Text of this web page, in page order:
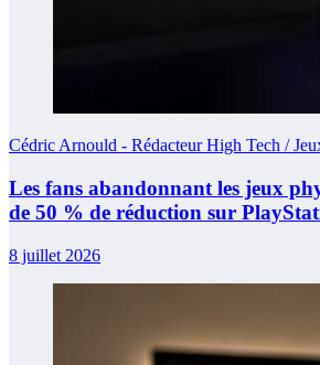
Cédric Arnould - Rédacteur High Tech /
Les fans abandonnant les jeux
de 50 % de réduction sur
8 juillet 2026